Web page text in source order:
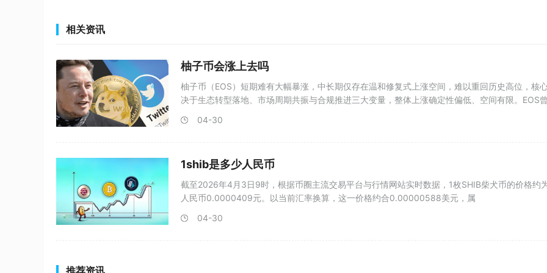
相关资讯
柚子币会涨上去吗
柚子币（EOS）短期难有大幅暴涨，中长期仅存在温和修复式上涨空间，难以重回历史高位，核
决于生态转型落地、市场周期共振与合规推进三大变量，整体上涨确定性偏低、空间有限。EOS
04-30
1shib是多少人民币
截至2026年4月3日9时，根据币圈主流交易平台与行情网站实时数据，1枚SHIB柴犬币的价格约
人民币0.0000409元。以当前汇率换算，这一价格约合0.00000588美元，属
04-30
推荐资讯